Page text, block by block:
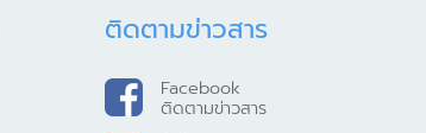
ติดตามข่าวสาร
Facebook
ติดตามข่าวสาร